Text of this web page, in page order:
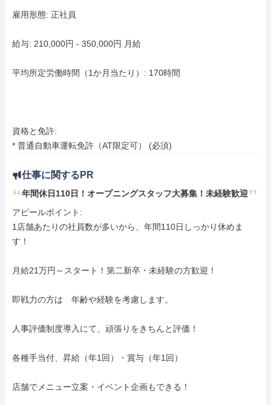
雇用形態: 正社員
給与: 210,000円 - 350,000円 月給
平均所定労働時間（1か月当たり）: 170時間
資格と免許:
* 普通自動車運転免許（AT限定可） (必須)
仕事に関するPR
年間休日110日！オープニングスタッフ大募集！未経験歓迎
アピールポイント:
1店舗あたりの社員数が多いから、年間110日しっかり休めま
す！
月給21万円～スタート！第二新卒・未経験の方歓迎！
即戦力の方は　年齢や経験を考慮します。
人事評価制度導入にて、頑張りをきちんと評価！
各種手当付、昇給（年1回）・賞与（年1回）
店舗でメニュー立案・イベント企画もできる！